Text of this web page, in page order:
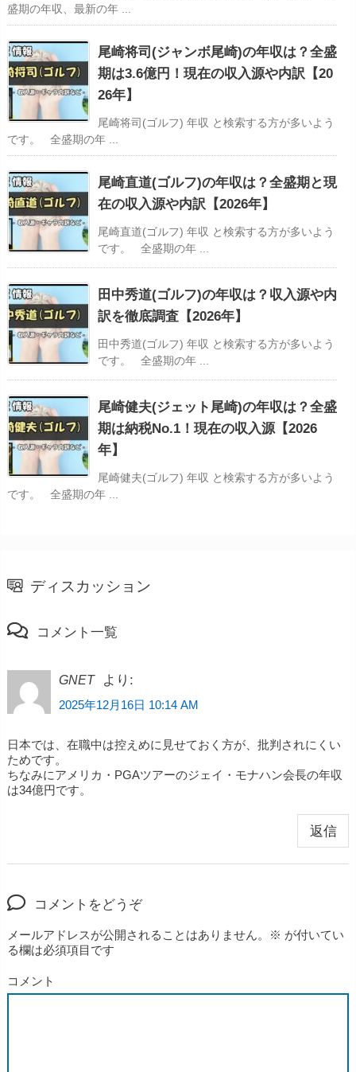
盛期の年収、最新の年 ...
尾崎将司(ジャンボ尾崎)の年収は？全盛
期は3.6億円！現在の収入源や内訳【20
26年】
尾崎将司(ゴルフ) 年収 と検索する方が多いよう
です。 全盛期の年 ...
尾崎直道(ゴルフ)の年収は？全盛期と現
在の収入源や内訳【2026年】
尾崎直道(ゴルフ) 年収 と検索する方が多いよう
です。 全盛期の年 ...
田中秀道(ゴルフ)の年収は？収入源や内
訳を徹底調査【2026年】
田中秀道(ゴルフ) 年収 と検索する方が多いよう
です。 全盛期の年 ...
尾崎健夫(ジェット尾崎)の年収は？全盛
期は納税No.1！現在の収入源【2026
年】
尾崎健夫(ゴルフ) 年収 と検索する方が多いよう
です。 全盛期の年 ...
ディスカッション
コメント一覧
GNET より:
2025年12月16日 10:14 AM
日本では、在職中は控えめに見せておく方が、批判されにくい
ためです。
ちなみにアメリカ・PGAツアーのジェイ・モナハン会長の年収
は34億円です。
返信
コメントをどうぞ
メールアドレスが公開されることはありません。 ※ が付いてい
る欄は必須項目です
コメント